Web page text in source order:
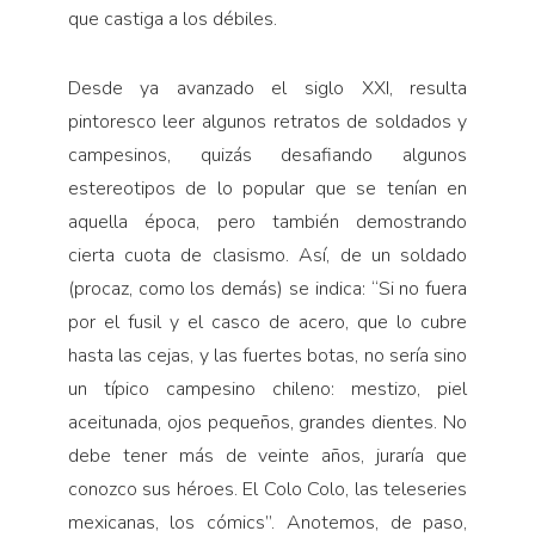
que castiga a los débiles.
Desde ya avanzado el siglo XXI, resulta
pintoresco leer algunos retratos de soldados y
campesinos, quizás desafiando algunos
estereotipos de lo popular que se tenían en
aquella época, pero también demostrando
cierta cuota de clasismo. Así, de un soldado
(procaz, como los demás) se indica: “Si no fuera
por el fusil y el casco de acero, que lo cubre
hasta las cejas, y las fuertes botas, no sería sino
un típico campesino chileno: mestizo, piel
aceitunada, ojos pequeños, grandes dientes. No
debe tener más de veinte años, juraría que
conozco sus héroes. El Colo Colo, las teleseries
mexicanas, los cómics”. Anotemos, de paso,